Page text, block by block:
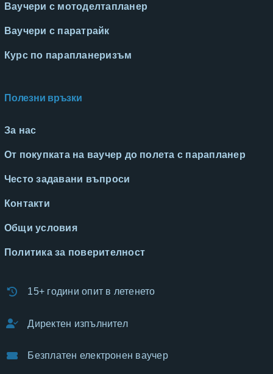
Ваучери с мотоделтапланер
Ваучери с паратрайк
Курс по парапланеризъм
Полезни връзки
За нас
От покупката на ваучер до полета с парапланер
Често задавани въпроси
Контакти
Общи условия
Политика за поверителност
15+ години опит в летенето
Директен изпълнител
Безплатен електронен ваучер